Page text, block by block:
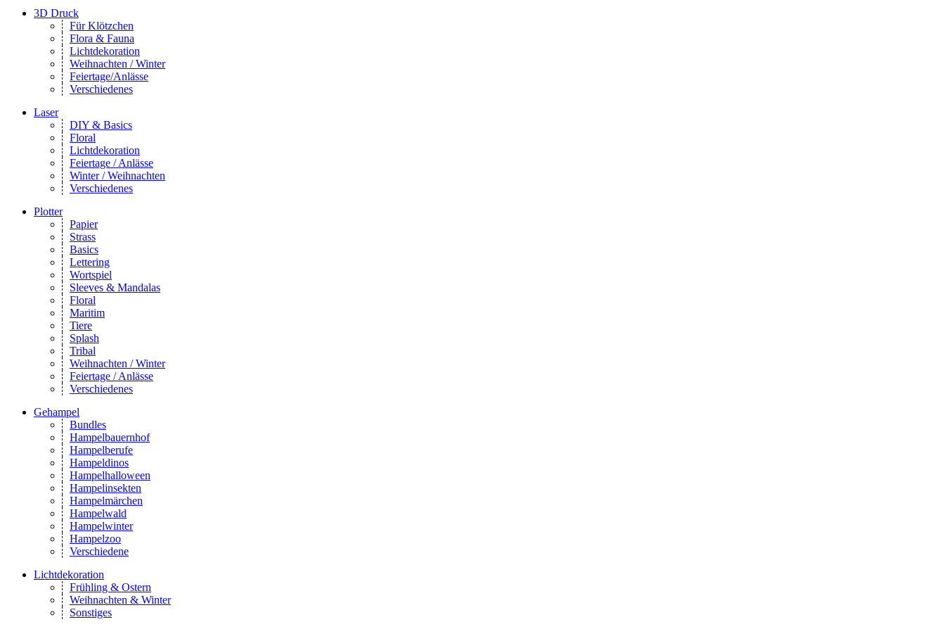
3D Druck
Für Klötzchen
Flora & Fauna
Lichtdekoration
Weihnachten / Winter
Feiertage/Anlässe
Verschiedenes
Laser
DIY & Basics
Floral
Lichtdekoration
Feiertage / Anlässe
Winter / Weihnachten
Verschiedenes
Plotter
Papier
Strass
Basics
Lettering
Wortspiel
Sleeves & Mandalas
Floral
Maritim
Tiere
Splash
Tribal
Weihnachten / Winter
Feiertage / Anlässe
Verschiedenes
Gehampel
Bundles
Hampelbauernhof
Hampelberufe
Hampeldinos
Hampelhalloween
Hampelinsekten
Hampelmärchen
Hampelwald
Hampelwinter
Hampelzoo
Verschiedene
Lichtdekoration
Frühling & Ostern
Weihnachten & Winter
Sonstiges